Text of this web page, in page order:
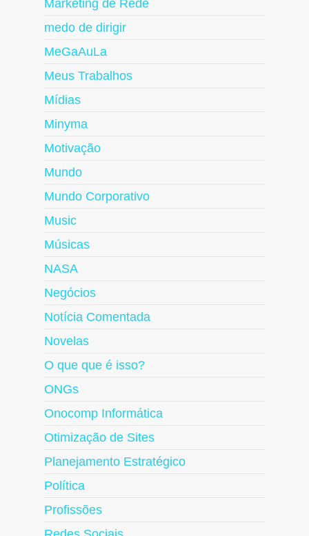
Marketing de Rede
medo de dirigir
MeGaAuLa
Meus Trabalhos
Mídias
Minyma
Motivação
Mundo
Mundo Corporativo
Music
Músicas
NASA
Negócios
Notícia Comentada
Novelas
O que que é isso?
ONGs
Onocomp Informática
Otimização de Sites
Planejamento Estratégico
Política
Profissões